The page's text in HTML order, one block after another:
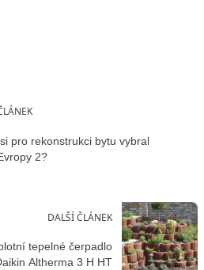
pro rekonstrukci bytu vybral
2?
DALŠÍ ČLÁNEK
tepelné čerpadlo
Altherma 3 H HT